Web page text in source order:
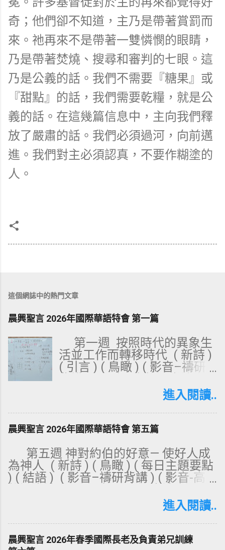
奇；他們卻不知道，主乃是帶著賞罰而
來。祂再來不是帶著一雙憐憫的眼睛，
乃是帶著焚燒、搜尋和審判的七眼。這
乃是公義的話。我們不需要『糖果』或
『甜點』的話，我們需要乾糧，就是公
義的話。在這幾篇信息中，主向我們釋
放了嚴肅的話。我們必須過河，向前邁
進。我們對主必須認真，不要作糊塗的
人。
這個網誌中的熱門文章
晨興聖言 2026年國際華語特會 第一篇
第一週 按照時代的異象生
活並工作而轉移時代 ( 新詩 )
( 引言 ) ( 鳥瞰 ) ( 影音–禱研
( 影音-屏東週中追求 ) ( 語音-
聽抄-信息 ) ( 第一週 鳥瞰-負
擔-週一禱研背講 ) ( 週四週中
追求—禱研背講 )( 語音-週六
晨興重點 ) ( 朗讀 ) ( 滴灌 牧
養 ) 主題：神管治的異象 1.管
治的異象乃是三一神將自己作
到我們裡面，供應並浸透我們
全人。 2.神對我們的約乃是以
虹為記號，代表神的公義、聖
別和榮耀。 3.我們眾人都虧缺
了神的榮耀，但在基督裡我們
進入閱讀..
晨興聖言 2026年國際華語特會 第五篇
第五週 神對約伯的好意— 使好人成
為神人 ( 新詩 ) ( 鳥瞰 ) ( 每日主題要點
) ( 結語 ) ( 影音–禱研背講 ) ( 影音-高
音-聽抄-信息 ) 4/27 週一 ( 晨興重點 ) (
朗讀 ) ( 要點 ) ( 滴灌牧養 ) 主題：神隱
藏的心意 1.約伯找不到神這樣待他的理
由，但他信神隱藏一些理由。 2.神渴望
進入閱讀..
晨興聖言 2026年春季國際長老及負責弟兄訓練